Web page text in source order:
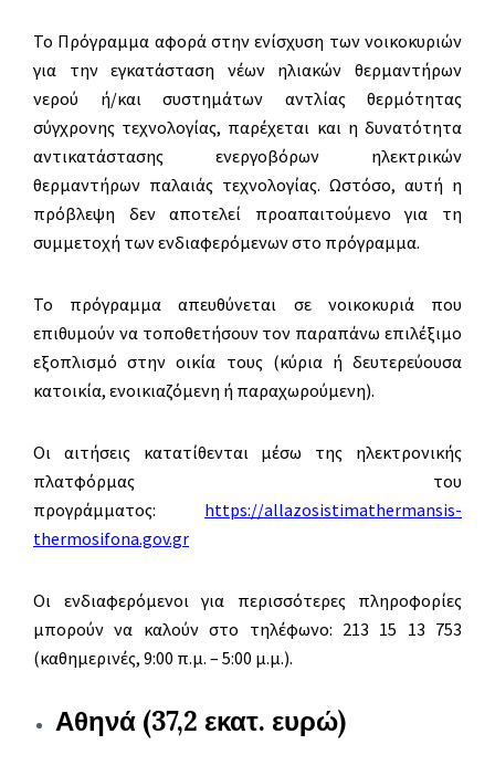
Το Πρόγραμμα αφορά στην ενίσχυση των νοικοκυριών
για την εγκατάσταση νέων ηλιακών θερμαντήρων
νερού ή/και συστημάτων αντλίας θερμότητας
σύγχρονης τεχνολογίας, παρέχεται και η δυνατότητα
αντικατάστασης ενεργοβόρων ηλεκτρικών
θερμαντήρων παλαιάς τεχνολογίας. Ωστόσο, αυτή η
πρόβλεψη δεν αποτελεί προαπαιτούμενο για τη
συμμετοχή των ενδιαφερόμενων στο πρόγραμμα.
Το πρόγραμμα απευθύνεται σε νοικοκυριά που
επιθυμούν να τοποθετήσουν τον παραπάνω επιλέξιμο
εξοπλισμό στην οικία τους (κύρια ή δευτερεύουσα
κατοικία, ενοικιαζόμενη ή παραχωρούμενη).
Οι αιτήσεις κατατίθενται μέσω της ηλεκτρονικής
πλατφόρμας του
προγράμματος: https://allazosistimathermansis-
thermosifona.gov.gr
Οι ενδιαφερόμενοι για περισσότερες πληροφορίες
μπορούν να καλούν στο τηλέφωνο: 213 15 13 753
(καθημερινές, 9:00 π.μ. – 5:00 μ.μ.).
Αθηνά (37,2 εκατ. ευρώ)